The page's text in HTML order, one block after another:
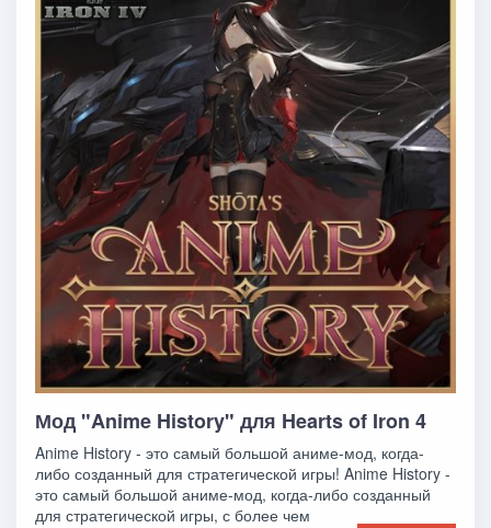
Мод "Anime History" для Hearts of Iron 4
Anime History - это самый большой аниме-мод, когда-
либо созданный для стратегической игры! Anime History -
это самый большой аниме-мод, когда-либо созданный
для стратегической игры, с более чем